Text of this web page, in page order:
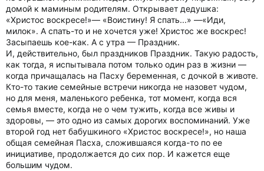
домой к маминым родителям. Открывает дедушка:
«Христос воскресе!»— «Воистину! Я спать...» —«Иди,
милок». А спать-то и не хочется уже! Христос же воскрес!
Засыпаешь кое-как. А с утра — Праздник.
И, действительно, был праздников Праздник. Такую радость,
как тогда, я испытывала потом только один раз в жизни —
когда причащалась на Пасху беременная, с дочкой в животе.
Кто-то такие семейные встречи никогда не назовет чудом,
но для меня, маленького ребенка, тот момент, когда вся
семья вместе, когда не о чем тужить, когда все живы и
здоровы, — это одно из самых дорогих воспоминаний. Уже
второй год нет бабушкиного «Христос воскресе!», но наша
общая семейная Пасха, сложившаяся когда-то по ее
инициативе, продолжается до сих пор. И кажется еще
большим чудом.